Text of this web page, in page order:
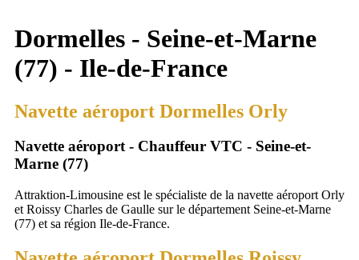
Dormelles - Seine-et-Marne
(77) - Ile-de-France
Navette aéroport Dormelles Orly
Navette aéroport - Chauffeur VTC - Seine-et-
Marne (77)
Attraktion-Limousine est le spécialiste de la navette aéroport Orly
et Roissy Charles de Gaulle sur le département Seine-et-Marne
(77) et sa région Ile-de-France.